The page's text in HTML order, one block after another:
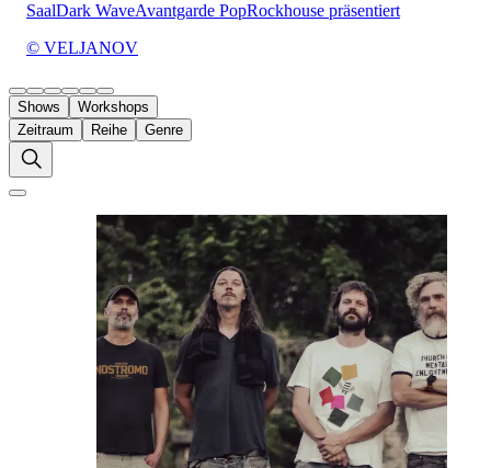
SaalDark WaveAvantgarde PopRockhouse präsentiert
© VELJANOV
Shows
Workshops
Zeitraum
Reihe Genre